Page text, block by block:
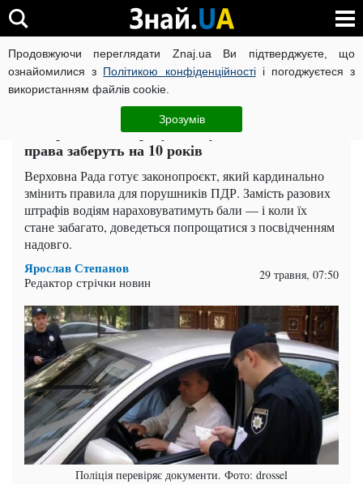
Продовжуючи переглядати Znaj.ua Ви підтверджуєте, що
ознайомилися з Політикою конфіденційностіі погоджуєтеся з
використанням файлів cookie.
Зрозумів
ВІЙНА РОСІЇ ПРОТИ УКРАЇНИ КОРОНАВІРУС В УКРАЇНІ
Auto.Знай ЧИТАТЬ НА РУССКОМ
В Україні водіям рахуватимуть бали: за що
права заберуть на 10 років
Верховна Рада готує законопроєкт, який кардинально
змінить правила для порушників ПДР. Замість разових
штрафів водіям нараховуватимуть бали — і коли їх
стане забагато, доведеться попрощатися з посвідченням
надовго.
Ярослав Степанов
Редактор стрічки новин 29 травня, 07:50
Поліція перевіряє документи. Фото: drossel